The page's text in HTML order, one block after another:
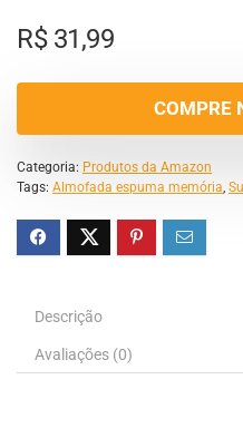
R$31,99
COMPRE
Categoria: Produtos da Amazon
Tags: Almofada espuma memória
Descrição
Avaliações (0)